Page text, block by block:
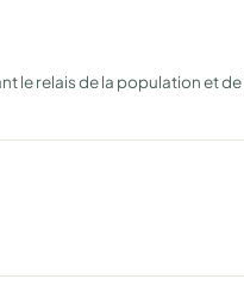
relais de la population et de